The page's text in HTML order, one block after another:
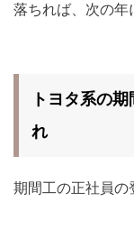
落ちれば、次の年
トヨタ系の
れ
期間工の正社員の